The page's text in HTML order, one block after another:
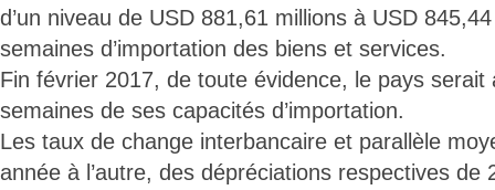
d’un niveau de USD 881,61 millions à USD
semaines d’importation des biens et services.
Fin février 2017, de toute évidence, le pays serait
semaines de ses capacités d’importation.
Les taux de change interbancaire et parallèle
année à l’autre, des dépréciations respectives de